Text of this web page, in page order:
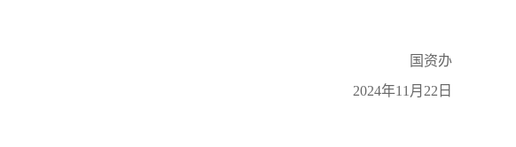
国资办
2024年11月22日